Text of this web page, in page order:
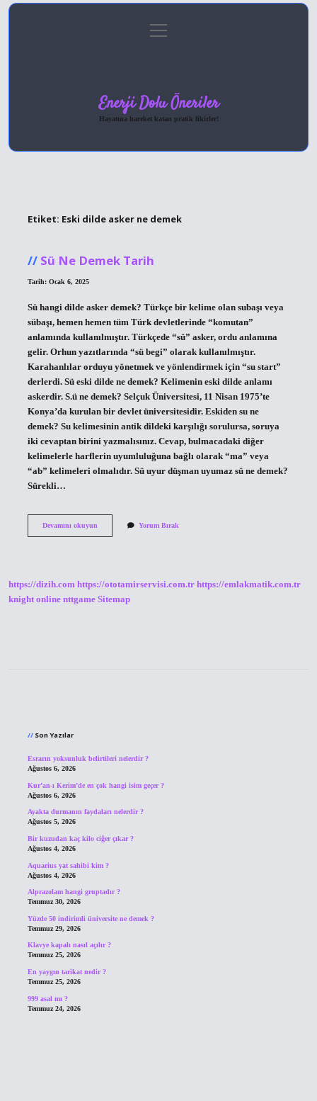
Gizlilik Politikası
menüyü
aç
Enerji Dolu Öneriler
Hayatına hareket katan pratik fikirler!
Etiket: Eski dilde asker ne demek
Sü Ne Demek Tarih
Tarih: Ocak 6, 2025
Sü hangi dilde asker demek? Türkçe bir kelime olan subaşı veya
sübaşı, hemen hemen tüm Türk devletlerinde “komutan”
anlamında kullanılmıştır. Türkçede “sü” asker, ordu anlamına
gelir. Orhun yazıtlarında “sü begi” olarak kullanılmıştır.
Karahanlılar orduyu yönetmek ve yönlendirmek için “su start”
derlerdi. Sü eski dilde ne demek? Kelimenin eski dilde anlamı
askerdir. S.ü ne demek? Selçuk Üniversitesi, 11 Nisan 1975’te
Konya’da kurulan bir devlet üniversitesidir. Eskiden su ne
demek? Su kelimesinin antik dildeki karşılığı sorulursa, soruya
iki cevaptan birini yazmalısınız. Cevap, bulmacadaki diğer
kelimelerle harflerin uyumluluğuna bağlı olarak “ma” veya
“ab” kelimeleri olmalıdır. Sü uyur düşman uyumaz sü ne demek?
Sürekli…
Devamını okuyunSü
Yorum Bırak
https://dizih.com https://ototamirservisi.com.tr https://emlakmatik.com.tr
knight online nttgame Sitemap
Son Yazılar
Esrarın yoksunluk belirtileri nelerdir ?
Ağustos 6, 2026
Kur’an-ı Kerim’de en çok hangi isim geçer ?
Ağustos 6, 2026
Ayakta durmanın faydaları nelerdir ?
Ağustos 5, 2026
Bir kuzudan kaç kilo ciğer çıkar ?
Ağustos 4, 2026
Aquarius yat sahibi kim ?
Ağustos 4, 2026
Alprazolam hangi gruptadır ?
Temmuz 30, 2026
Yüzde 50 indirimli üniversite ne demek ?
Temmuz 29, 2026
Klavye kapalı nasıl açılır ?
Temmuz 25, 2026
En yaygın tarikat nedir ?
Temmuz 25, 2026
999 asal mı ?
Temmuz 24, 2026